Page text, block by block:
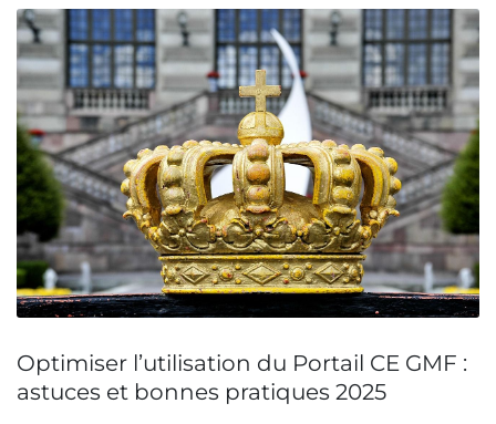
Optimiser l’utilisation du Portail CE GMF :
astuces et bonnes pratiques 2025